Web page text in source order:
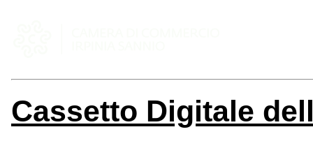
Cassetto Digitale